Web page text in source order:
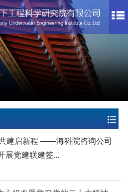
建启新程 ——海科院咨询公司
展党建联建签...